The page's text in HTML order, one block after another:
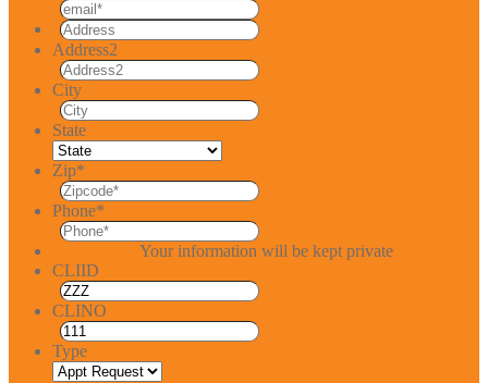
Address2
City
State
Zip*
Phone*
Your information will be kept private
CLIID
CLINO
Type